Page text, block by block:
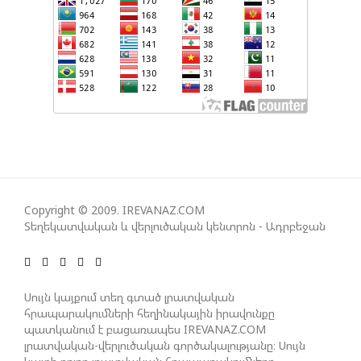
ՀԱՅԱՑՔ ՀԱՅԱՍՏԱՆԻՑ. ՈՐՔԱ՞Ն ԲԱՐՁՐ ԵՆ TRIPP-Ի
ԿՅԱՆՔԻ ԿՈՉՄԱՆ ՇԱՆՍԵՐՆ ԱՅՍ ՊԱՀԻՆ
ՀԱՊԿ-Ի ՄԱՍՆԱԿՑՈՒԹՅՈՒՆԸ ՂԱՐԱԲԱՂՅԱՆ
ԳՈՐԾՈՒՆԵՈՒԹՅՈՒՆ ԱԴՐԲԵՋԱՆՈՒՄ ԱՆՕՐԻՆԱԿԱՆ
Է ՃԱՆԱՉՎԵԼ
ՄԱԼԴԻՎՑԻ ԳՈՐԾԸՆԿԵՐ ՄՈՀԱՄՄԵԴ ՄՈՒԻԶԱՅԻՆ.
«ՄԵՆՔ ԳՈՀ ԵՆՔ ԱԴՐԲԵՋԱՆԻ ԵՎ ՄԱԼԴԻՎՆԵՐԻ
ՄԻՋԵՎ ՀԱՐԱԲԵՐՈՒԹՅՈՒՆՆԵՐԻ ԴԻՆԱՄԻԿ
ԶԱՐԳԱՑՈՒՄԻՑ»
Copyright © 2009. IREVANAZ.COM
Տեղեկատվական և վերլուծական կենտրոն - Ադրբեջան
Սույն կայքում տեղ գտած լրատվական
հրապարակումների հեղինակային իրավունքը
պատկանում է բացառապես IREVANAZ.COM
լրատվական-վերլուծական գործակալությանը։ Սույն